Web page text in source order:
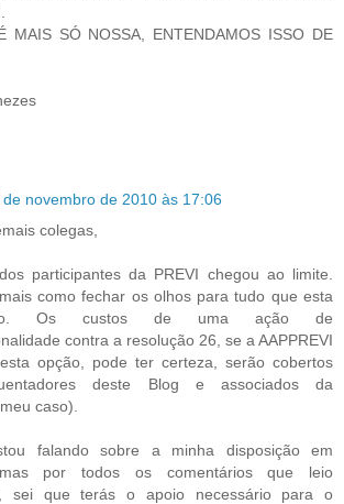
MAIS SÓ NOSSA, ENTENDAMOS ISSO DE
de novembro de 2010 às 17:06
colegas,
participantes da PREVI chegou ao limite.
como fechar os olhos para tudo que esta
Os custos de uma ação de
contra a resolução 26, se a AAPPREVI
opção, pode ter certeza, serão cobertos
deste Blog e associados da
caso).
falando sobre a minha disposição em
por todos os comentários que leio
sei que terás o apoio necessário para o